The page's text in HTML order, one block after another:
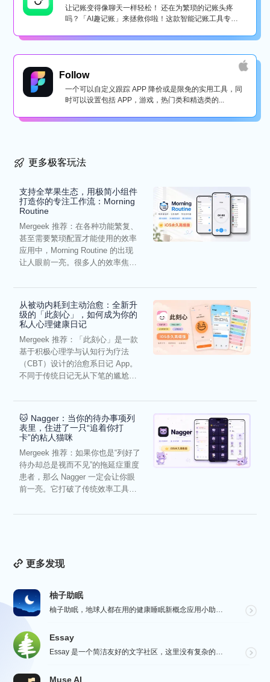
让记账变得像聊天一样轻松！ 还在为繁琐的记账头疼
吗？「AI趣记账」来拯救你啦！这款智能记账工具专为
Follow
一个可以自定义跟踪 APP 降价或是限免的实用工具，同
时可以设置包括 APP，游戏，热门类和精选类的...
更多极客玩法
支持全苹果生态，用极简小组件
打造你的专注工作流：Morning
Routine
Mergeek 推荐：在各种功能繁复、
甚至需要繁琐配置才能使用的效率
应用中，Morning Routine 的出现
让人眼前一亮。很多人的效率焦
从被动内耗到主动治愈：全新升
级的「此刻心」，如何成为你的
私人心理健康日记
Mergeek 推荐：「此刻心」是一款
基于积极心理学与认知行为疗法
（CBT）设计的治愈系日记 App。
不同于传统日记无从下笔的尴尬，
🐱 Nagger：当你的待办事项列
表里，住进了一只“追着你打
卡”的粘人猫咪
Mergeek 推荐：如果你也是“列好了
待办却总是视而不见”的拖延症重度
患者，那么 Nagger 一定会让你眼
前一亮。它打破了传统效率工具冰
更多发现
柚子助眠
柚子助眠，地球人都在用的健康睡眠新概念应用小助手。Phone必备App神器.每一个热爱生活的人，都值...
Essay
Essay 是一个简洁友好的文字社区，这里没有复杂的社交功能，不会有浏览量，点赞和关注等量化指标去左...
Muse AI